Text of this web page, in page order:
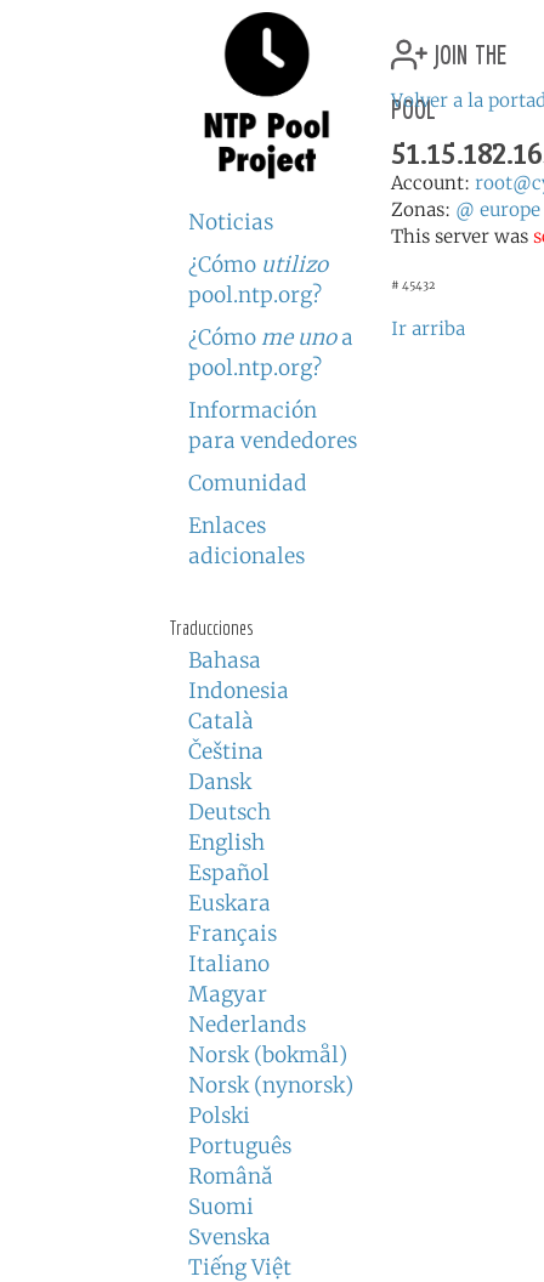
Noticias
¿Cómo utilizo
pool.ntp.org?
¿Cómo me unoa
pool.ntp.org?
Información
para vendedores
Comunidad
Enlaces
adicionales
Traducciones
Bahasa
Indonesia
Català
Čeština
Dansk
Deutsch
English
Español
Euskara
Français
Italiano
Magyar
Nederlands
Norsk (bokmål)
Norsk (nynorsk)
Polski
Português
Română
Suomi
Svenska
Tiếng Việt
join the
pool
Volver a la
Account:
Zonas: @ europe
This server was
# 45432
Ir arriba